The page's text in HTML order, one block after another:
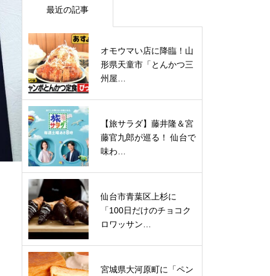
最近の記事
オモウマい店に降臨！山
形県天童市「とんかつ三
州屋…
【旅サラダ】藤井隆＆宮
藤官九郎が巡る！ 仙台で
味わ…
仙台市青葉区上杉に
「100日だけのチョコク
ロワッサン…
宮城県大河原町に「ペン